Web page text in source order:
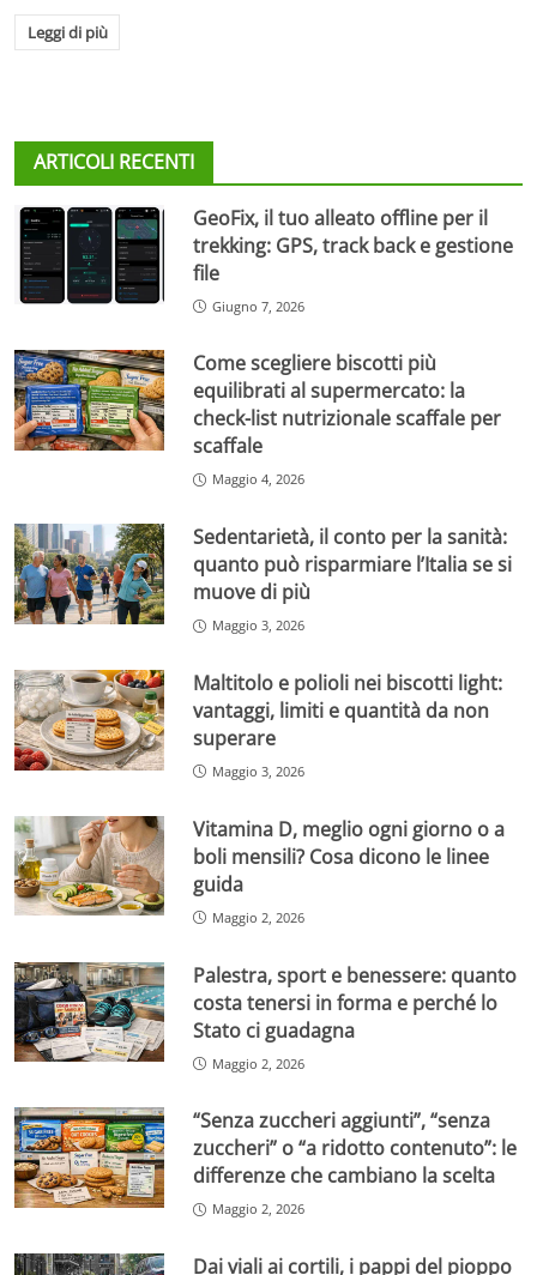
Leggi di più
ARTICOLI RECENTI
GeoFix, il tuo alleato offline per il
trekking: GPS, track back e gestione
file
Giugno 7, 2026
Come scegliere biscotti più
equilibrati al supermercato: la
check-list nutrizionale scaffale per
scaffale
Maggio 4, 2026
Sedentarietà, il conto per la sanità:
quanto può risparmiare l’Italia se si
muove di più
Maggio 3, 2026
Maltitolo e polioli nei biscotti light:
vantaggi, limiti e quantità da non
superare
Maggio 3, 2026
Vitamina D, meglio ogni giorno o a
boli mensili? Cosa dicono le linee
guida
Maggio 2, 2026
Palestra, sport e benessere: quanto
costa tenersi in forma e perché lo
Stato ci guadagna
Maggio 2, 2026
“Senza zuccheri aggiunti”, “senza
zuccheri” o “a ridotto contenuto”: le
differenze che cambiano la scelta
Maggio 2, 2026
Dai viali ai cortili, i pappi del pioppo